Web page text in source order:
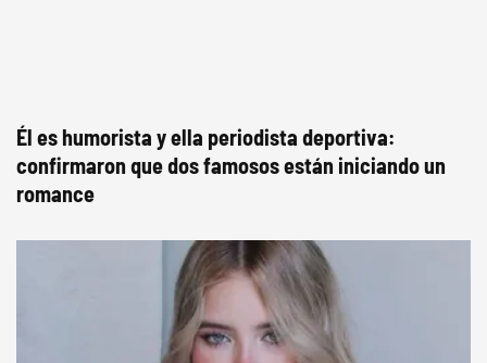
Él es humorista y ella periodista deportiva:
confirmaron que dos famosos están iniciando un
romance